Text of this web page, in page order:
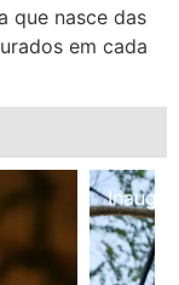
que nasce das
em cada